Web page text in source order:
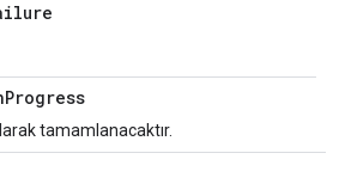
Progress
tamamlanacaktır.